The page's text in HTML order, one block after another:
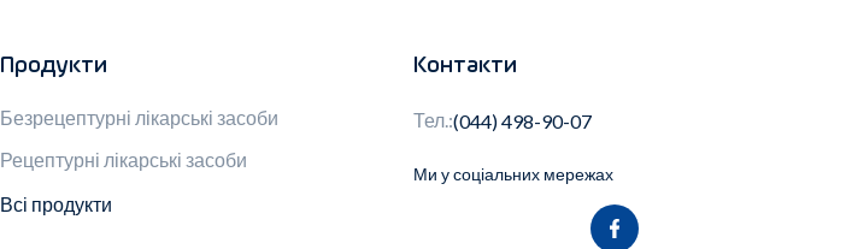
Продукти
Безрецептурні лікарські засоби
Рецептурні лікарські засоби
Всі продукти
Контакти
Тел.:(044) 498-90-07
Ми у соціальних мережах